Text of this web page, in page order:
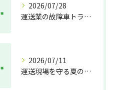
2026/07/28
運送業の故障車トラブル即時対処法
2026/07/11
運送現場を守る夏の熱中症対策